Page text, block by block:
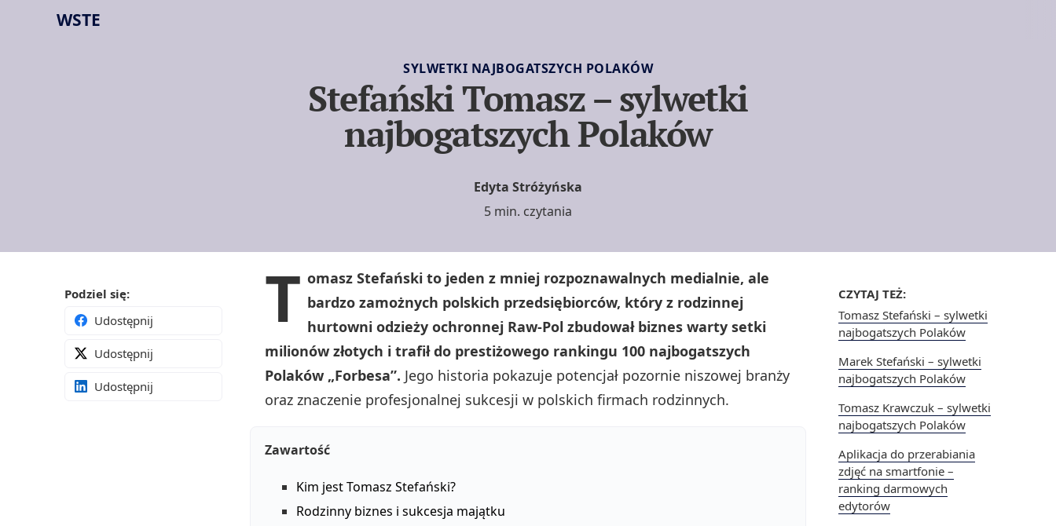
WSTE
SYLWETKI NAJBOGATSZYCH POLAKÓW
Stefański Tomasz – sylwetki
najbogatszych Polaków
Edyta Stróżyńska
5 min. czytania
CZYTAJ TEŻ:
Tomasz Stefański – sylwetki
najbogatszych Polaków
Marek Stefański – sylwetki
najbogatszych Polaków
Tomasz Krawczuk – sylwetki
najbogatszych Polaków
Aplikacja do przerabiania
zdjęć na smartfonie –
ranking darmowych
edytorów
Podziel się:
Udostępnij
Udostępnij
Udostępnij
T omasz Stefański to jeden z mniej rozpoznawalnych medialnie, ale
bardzo zamożnych polskich przedsiębiorców, który z rodzinnej
hurtowni odzieży ochronnej Raw-Pol zbudował biznes warty setki
milionów złotych i trafił do prestiżowego rankingu 100 najbogatszych
Polaków „Forbesa”. Jego historia pokazuje potencjał pozornie niszowej branży
oraz znaczenie profesjonalnej sukcesji w polskich firmach rodzinnych.
Zawartość
Kim jest Tomasz Stefański?
Rodzinny biznes i sukcesja majątku